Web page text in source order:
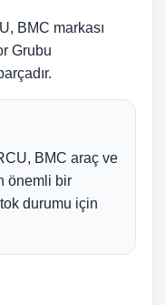
BMC markası
Grubu
BMC araç ve
önemli bir
durumu için